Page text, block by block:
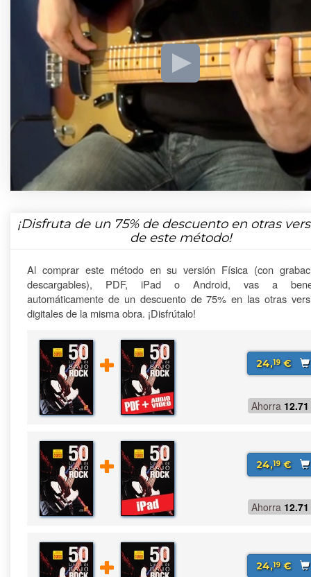
¡Disfruta de un 75%de descuento en otras
de este método!
Al comprar este método en su versión Física (con
descargables), PDF, iPad o Android, vas a
automáticamente de un descuento de 75% en las otras
digitales de la misma obra. ¡Disfrútalo!
24,19€
Ahorra 12.71
24,19€
Ahorra 12.71
24,19€